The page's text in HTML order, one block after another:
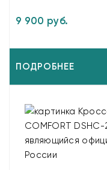
9 900 руб.
ПОДРОБНЕЕ